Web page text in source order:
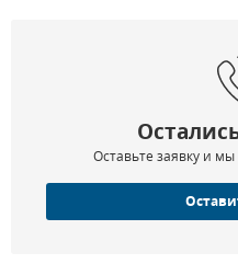
Оставьте заявку и